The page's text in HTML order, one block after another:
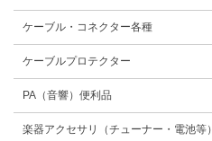
ケーブル・コネクター各種
ケーブルプロテクター
PA（音響）便利品
楽器アクセサリ（チューナー・電池等）